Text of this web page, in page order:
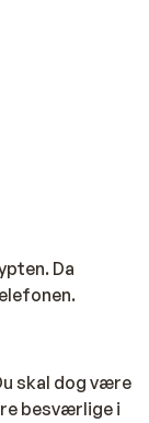
Da
skal dog være
besværlige i